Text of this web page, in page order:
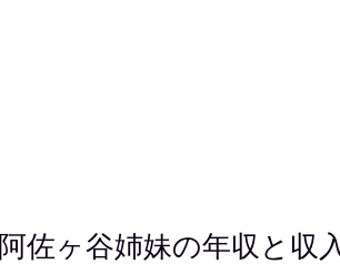
阿佐ヶ谷姉妹の年収と収